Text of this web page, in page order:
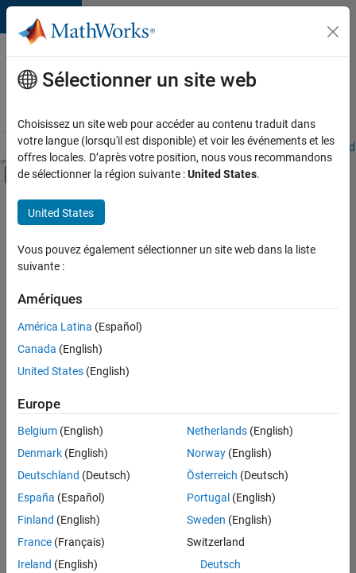
Passer au contenu
Votre
carrière
chez
Accueil Explorer nos opportunités Adresses de nos bureaux
Activer/désactiver l'affichage du menu
Contenu principal
FILTRER PAR
Technologies de l’information
Support client
Ventes pour l'éducation
Juridique
Services administratifs
Actuellement,
aucune
offre
d'emploi
correspondant
à vos
critères
de
recherche.
Vous
pouvez
élargir
votre
recherche
Sélectionner un site web
Choisissez un site web pour accéder au contenu traduit dans
votre langue (lorsqu'il est disponible) et voir les événements et les
offres locales. D’après votre position, nous vous recommandons
de sélectionner la région suivante :United States.
United States
Vous pouvez également sélectionner un site web dans la liste
suivante :
Amériques
América Latina (Español)
Canada (English)
United States (English)
Europe
Belgium (English)
Denmark (English)
Deutschland (Deutsch)
España (Español)
Finland (English)
France (Français)
Ireland (English)
Netherlands(English)
Norway(English)
Österreich (Deutsch)
Portugal (English)
Sweden (English)
Switzerland
Deutsch